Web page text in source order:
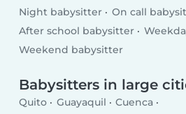
Night babysitter
On call
After school babysitter
Weekend babysitter
Babysitters in large
Quito Guayaquil
Cuenca